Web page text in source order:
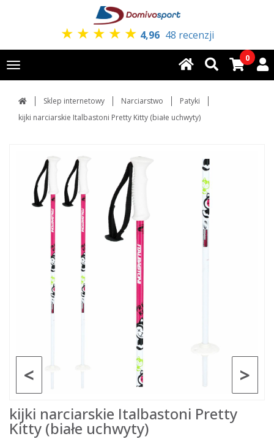
★ ★ ★ ★ ★ 4,96 48 recenzji
Toggle
navigation
0
Sklep internetowy Narciarstwo
Patyki
kijki narciarskie Italbastoni Pretty Kitty (białe uchwyty)
>
<
kijki narciarskie Italbastoni Pretty
Kitty (białe uchwyty)